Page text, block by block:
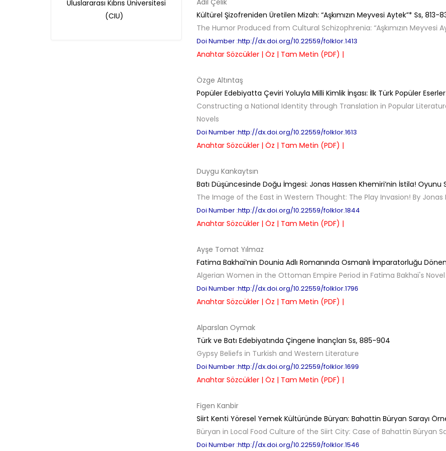
yazarlara geri iade
Uluslararası Kıbrıs Üniversitesi
(CIU)
Adil Çelik
Kültürel Şizofreniden Üretilen Mizah: “Aşkımızın Meyvesi Aytek”* Ss, 813-
The Humor Produced from Cultural Schizophrenia: “Aşkımızın Meyvesi
Doi Number :http://dx.doi.org/10.22559/folklor.1413
Anahtar Sözcükler | Öz | Tam Metin (PDF) |
Özge Altıntaş
Popüler Edebiyatta Çeviri Yoluyla Milli Kimlik İnşası: İlk Türk Popüler
Constructing a National Identity through Translation in Popular
Novels
Doi Number :http://dx.doi.org/10.22559/folklor.1613
Anahtar Sözcükler | Öz | Tam Metin (PDF) |
Duygu Kankaytsın
Batı Düşüncesinde Doğu İmgesi: Jonas Hassen Khemiri’nin İstila! Oyunu
The Image of the East in Western Thought: The Play Invasion! By Jonas
Doi Number :http://dx.doi.org/10.22559/folklor.1844
Anahtar Sözcükler | Öz | Tam Metin (PDF) |
Ayşe Tomat Yılmaz
Fatima Bakhaï’nin Dounia Adlı Romanında Osmanlı İmparatorluğu
Algerian Women in the Ottoman Empire Period in Fatima Bakhaï's
Doi Number :http://dx.doi.org/10.22559/folklor.1796
Anahtar Sözcükler | Öz | Tam Metin (PDF) |
Alparslan Oymak
Türk ve Batı Edebiyatında Çingene İnançları Ss, 885-904
Gypsy Beliefs in Turkish and Western Literature
Doi Number :http://dx.doi.org/10.22559/folklor.1699
Anahtar Sözcükler | Öz | Tam Metin (PDF) |
Figen Kanbir
Siirt Kenti Yöresel Yemek Kültüründe Büryan: Bahattin Büryan Sarayı
Büryan in Local Food Culture of the Siirt City: Case of Bahattin Büryan
Doi Number :http://dx.doi.org/10.22559/folklor.1546